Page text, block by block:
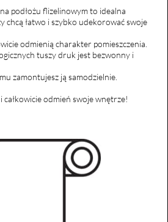
podłożu flizelinowym to idealna
chcą łatwo i szybko udekorować swoje
odmienią charakter pomieszczenia.
tuszy druk jest bezwonny i
zamontujesz ją samodzielnie.
odmień swoje wnętrze!